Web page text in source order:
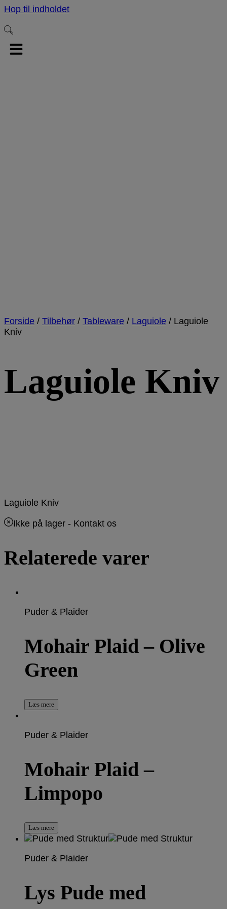
Hop til indholdet
Forside / Tilbehør / Tableware / Laguiole / Laguiole
Kniv
Laguiole Kniv
Laguiole Kniv
Ikke på lager - Kontakt os
Relaterede varer
Puder & Plaider
Mohair Plaid – Olive
Green
Læs mere
Puder & Plaider
Mohair Plaid –
Limpopo
Læs mere
Puder & Plaider
Lys Pude med